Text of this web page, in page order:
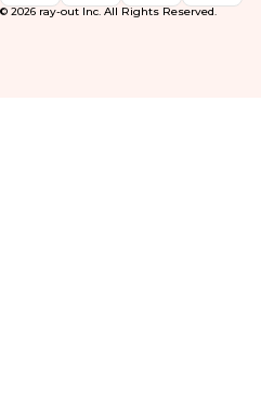
© 2026 ray-out Inc. All Rights Reserved.